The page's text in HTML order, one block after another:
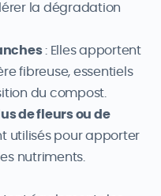
la dégradation
: Elles apportent
fibreuse, essentiels
du compost.
de fleurs ou de
utilisés pour apporter
nutriments.